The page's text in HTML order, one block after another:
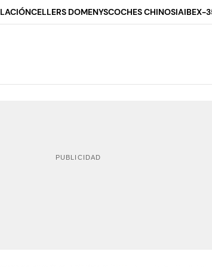
CELLERS DOMENYSCOCHES CHINOSIAIBEX-